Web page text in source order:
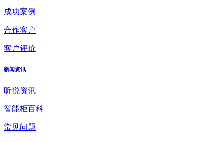
成功案例
合作客户
客户评价
新闻资讯
昕悦资讯
智能柜百科
常见问题